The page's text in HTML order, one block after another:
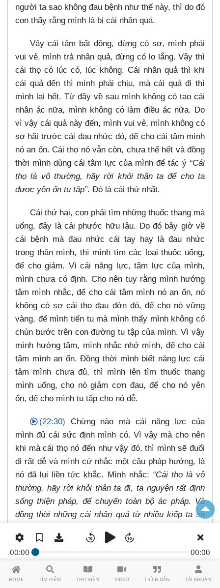
HOME TÌM KIẾM THƯ VIỆN VIDEO TRÍCH DẪN TÀI KHOẢN
00:00 00:00
người ta sao không đau bệnh như thế này, thì do đó
con thấy rằng mình là bị cái nhân quả.
Vậy cái tâm bất động, đừng có sợ, mình phải
vui vẻ, mình trả nhân quả, đừng có lo lắng. Vậy thì
cái thọ có lúc có, lúc không. Cái nhân quả thì khi
cái quả đến thì mình phải chịu, mà cái quả đi thì
mình lại hết. Từ đây về sau mình không có tạo cái
nhân ác nữa, mình không có làm điều ác nữa. Do
vì vậy cái quả này đến, mình vui vẻ, mình không có
sợ hãi trước cái đau nhức đó, để cho cái tâm mình
nó an ổn. Cái thọ nó vẫn còn, chưa thể hết và đồng
thời mình dùng cái tâm lực của mình để tác ý “Cái
thọ là vô thường, hãy rời khỏi thân ta để cho ta
được yên ổn tu tập”. Đó là cái thứ nhất.
Cái thứ hai, con phải tìm những thuốc thang mà
uống, đây là cái phước hữu lậu. Do đó bây giờ về
cái bệnh mà đau nhức cái tay hay là đau nhức
trong thân mình, thì mình tìm các loại thuốc uống,
để cho giảm. Vì cái năng lực, tâm lực của mình,
mình chưa có định. Cho nên tuy rằng mình hướng
tâm mình nhắc, để cho cái tâm mình nó an ổn, nó
không có sợ cái thọ đau đớn đó, để cho nó vững
vàng, để mình tiến tu mà mình thấy mình không có
chùn bước trên con đường tu tập của mình. Vì vậy
mình hướng tâm, mình nhắc nhở mình, để cho cái
tâm mình an ổn. Đồng thời mình biết năng lực cái
tâm mình chưa đủ, thì mình lên tìm thuốc thang
mình uống, cho nó giảm cơn đau, để cho nó yên
ổn, để cho mình tu tập cho nó dễ.
(22:30) Chừng nào mà cái năng lực của
mình đủ cái sức định mình có. Vì vậy mà cho nên
khi mà cái thọ nó đến như vậy đó, thì mình sẽ đuổi
đi rất dễ và mình cứ nhắc một câu pháp hướng, là
nó đã lui liền tức khắc. Mình nhắc: “Cái thọ là vô
thường, hãy rời khỏi thân ta đi, ta nguyện rất định
sống thiện pháp, để chuyển toàn bộ ác pháp. Và
đồng thời những cái nhân quả từ nhiều kiếp ta sẽ
không được ở đây nữa”
Do như vậy mà lúc bấy giờ chúng ta hướng
tâm như vậy, thì tâm chúng ta nó không còn dao